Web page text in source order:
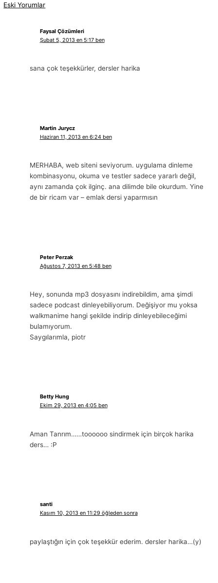
Eski Yorumlar
Faysal Çözümleri
Şubat 5, 2013 en 5:17 ben
sana çok teşekkürler, dersler harika
Martin Jurycz
Haziran 11, 2013 en 6:24 ben
MERHABA, web siteni seviyorum. uygulama dinleme
kombinasyonu, okuma ve testler sadece yararlı değil,
aynı zamanda çok ilginç. ana dilimde bile okurdum. Yine
de bir ricam var – emlak dersi yaparmısın
Peter Perzak
Ağustos 7, 2013 en 5:48 ben
Hey, sonunda mp3 dosyasını indirebildim, ama şimdi
sadece podcast dinleyebiliyorum. Değişiyor mu yoksa
walkmanime hangi şekilde indirip dinleyebileceğimi
bulamıyorum.
Saygılarımla, piotr
Betty Hung
Ekim 29, 2013 en 4:05 ben
Aman Tanrım……toooooo sindirmek için birçok harika
ders… :P
santi
Kasım 10, 2013 en 11:29 öğleden sonra
paylaştığın için çok teşekkür ederim. dersler harika…(y)